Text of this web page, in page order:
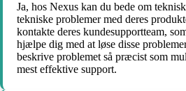
Ja, hos Nexus kan du bede om
tekniske problemer med deres
kontakte deres kundesupportteam,
hjælpe dig med at løse disse
beskrive problemet så præcist som
mest effektive support.